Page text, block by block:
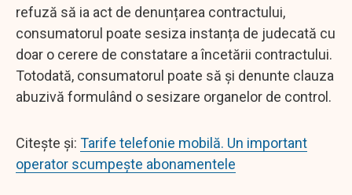
refuză să ia act de denunțarea contractului,
consumatorul poate sesiza instanța de judecată cu
doar o cerere de constatare a încetării contractului.
Totodată, consumatorul poate să și denunte clauza
abuzivă formulând o sesizare organelor de control.
Citește și: Tarife telefonie mobilă. Un important
operator scumpește abonamentele